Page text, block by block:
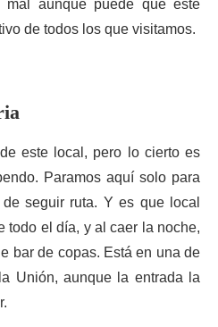
mal aunque puede que este
de todos los que visitamos.
este local, pero lo cierto es
Paramos aquí solo para
seguir ruta. Y es que local
todo el día, y al caer la noche,
bar de copas. Está en una de
Unión, aunque la entrada la